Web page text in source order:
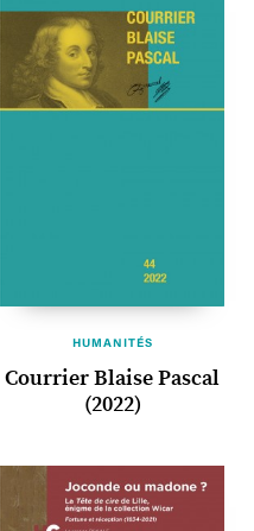
HUMANITÉS
Courrier Blaise Pascal
(2022)